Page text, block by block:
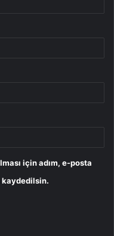
için adım, e-posta
kaydedilsin.